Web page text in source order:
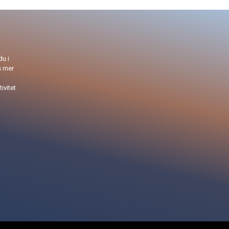
i
mer